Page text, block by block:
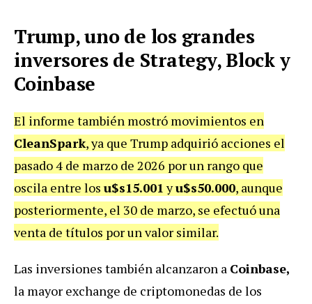
Trump, uno de los grandes
inversores de Strategy, Block y
Coinbase
El informe también mostró movimientos en
CleanSpark, ya que Trump adquirió acciones el
pasado 4 de marzo de 2026 por un rango que
oscila entre los u$s15.001 yu$s50.000, aunque
posteriormente, el 30 de marzo, se efectuó una
venta de títulos por un valor similar.
Las inversiones también alcanzaron a Coinbase,
la mayor exchange de criptomonedas de los